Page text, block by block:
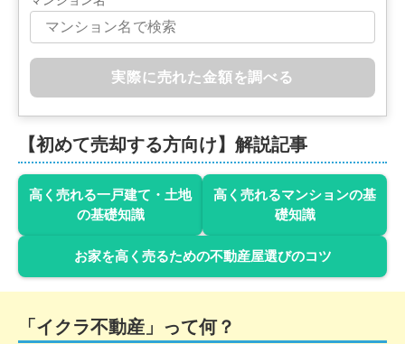
愛知県尾張旭市東印場町二反田
土地面積: 144㎡
1,900万円
愛知県尾張旭市柏井町弥栄
4,400万円
愛知県長久手市井堀
実際に売れた金額を調べる
【初めて売却する方向け】解説記事
高く売れる一戸建て・土地
の基礎知識
高く売れるマンションの基
礎知識
お家を高く売るための不動産屋選びのコツ
「イクラ不動産」って何？